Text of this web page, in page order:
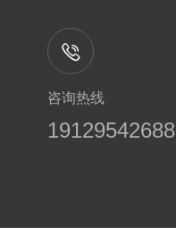
咨询热线
19129542688